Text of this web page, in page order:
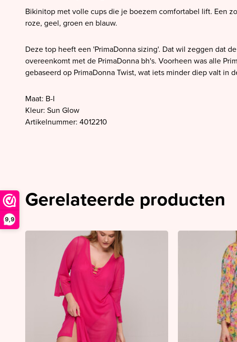
9,9
SALE PrimaDonna Twist
SALE Ten Cate
Bikinitop met volle cups die je boezem comfortabel lift. Een
roze, geel, groen en blauw.
Deze top heeft een 'PrimaDonna sizing'. Dat wil zeggen dat
overeenkomt met de PrimaDonna bh's. Voorheen was alle
gebaseerd op PrimaDonna Twist, wat iets minder diep valt in
Maat: B-I
Kleur: Sun Glow
Artikelnummer: 4012210
Gerelateerde producten